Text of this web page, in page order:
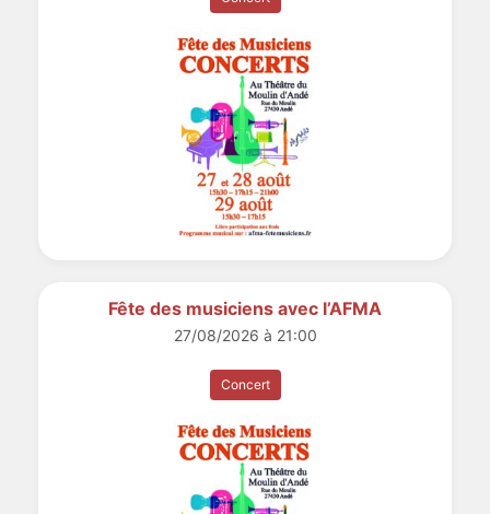
Fête des musiciens avec l’AFMA
27/08/2026 à 21:00
Concert